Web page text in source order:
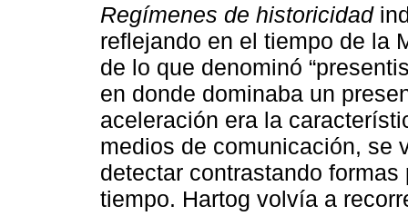
Regímenes de historicidad
reflejando en el tiempo de la
de lo que denominó
en donde dominaba un
aceleración era la
medios de comunicación, se
detectar contrastando
tiempo. Hartog volvía a